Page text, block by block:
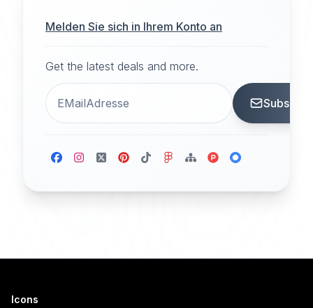
Melden Sie sich in Ihrem Konto an
Get the latest deals and more.
Icons